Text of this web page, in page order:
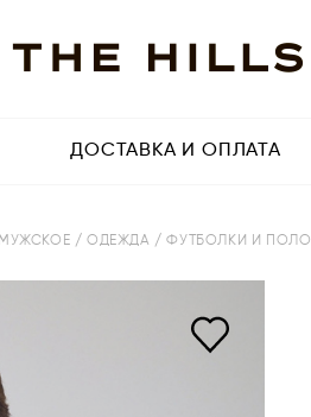
ДОСТАВКА И ОПЛАТА
/ ОДЕЖДА / ФУТБОЛКИ И ПОЛО